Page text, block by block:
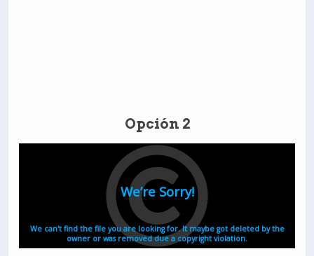
Opción 2